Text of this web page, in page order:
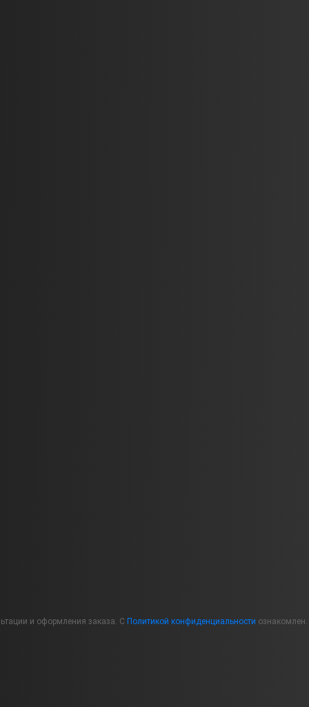
и оформления заказа. С Политикой конфиденциальности ознакомлен.